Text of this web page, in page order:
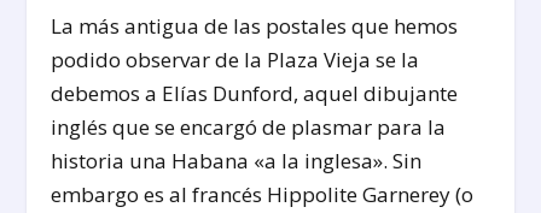
La más antigua de las postales que hemos
podido observar de la Plaza Vieja se la
debemos a Elías Dunford, aquel dibujante
inglés que se encargó de plasmar para la
historia una Habana «a la inglesa». Sin
embargo es al francés Hippolite Garnerey (o